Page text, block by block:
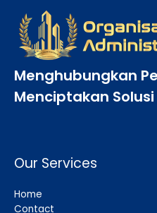
Menghubungkan
Menciptakan Solusi
Our Services
Home
Contact